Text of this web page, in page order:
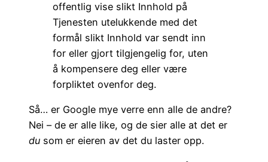
offentlig vise slikt Innhold på
Tjenesten utelukkende med det
formål slikt Innhold var sendt inn
for eller gjort tilgjengelig for, uten
å kompensere deg eller være
forpliktet ovenfor deg.
Så… er Google mye verre enn alle de andre?
Nei – de er alle like, og de sier alle at det er
du som er eieren av det du laster opp.